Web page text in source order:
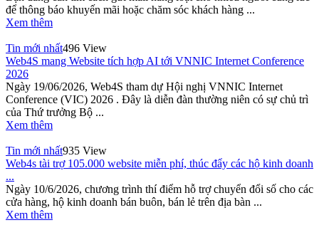
để thông báo khuyến mãi hoặc chăm sóc khách hàng ...
Xem thêm
Tin mới nhất496 View
Web4S mang Website tích hợp AI tới VNNIC Internet Conference
2026
Ngày 19/06/2026, Web4S tham dự Hội nghị VNNIC Internet
Conference (VIC) 2026 . Đây là diễn đàn thường niên có sự chủ trì
của Thứ trưởng Bộ ...
Xem thêm
Tin mới nhất935 View
Web4s tài trợ 105.000 website miễn phí, thúc đẩy các hộ kinh doanh
...
Ngày 10/6/2026, chương trình thí điểm hỗ trợ chuyển đổi số cho các
cửa hàng, hộ kinh doanh bán buôn, bán lẻ trên địa bàn ...
Xem thêm